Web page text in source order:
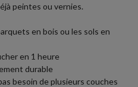
peintes ou vernies.
en bois ou les sols en
en 1 heure
durable
besoin de plusieurs couches